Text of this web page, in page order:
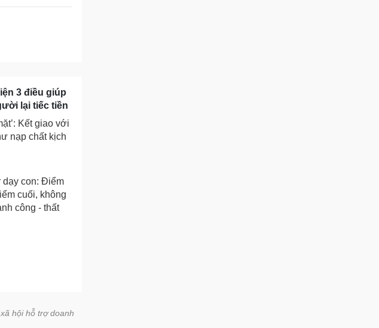
3 điều giúp
lại tiếc tiền
Kết giao với
nạp chất kịch
dạy con: Điểm
cuối, không
công - thất
hội hỗ trợ doanh